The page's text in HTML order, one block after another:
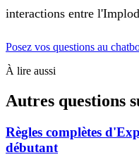
interactions entre
Posez vos questions au
À lire aussi
Autres questions
Règles complètes
débutant